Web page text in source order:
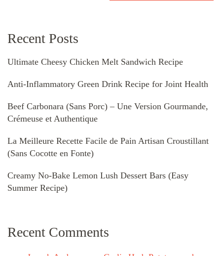
Recent Posts
Ultimate Cheesy Chicken Melt Sandwich Recipe
Anti-Inflammatory Green Drink Recipe for Joint Health
Beef Carbonara (Sans Porc) – Une Version Gourmande,
Crémeuse et Authentique
La Meilleure Recette Facile de Pain Artisan Croustillant
(Sans Cocotte en Fonte)
Creamy No-Bake Lemon Lush Dessert Bars (Easy
Summer Recipe)
Recent Comments